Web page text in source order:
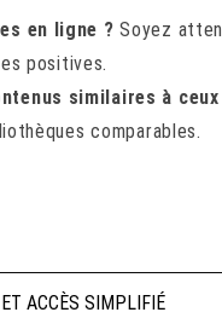
en ligne ? Soyez
positives.
similaires à
comparables.
ACCÈS SIMPLIFIÉ